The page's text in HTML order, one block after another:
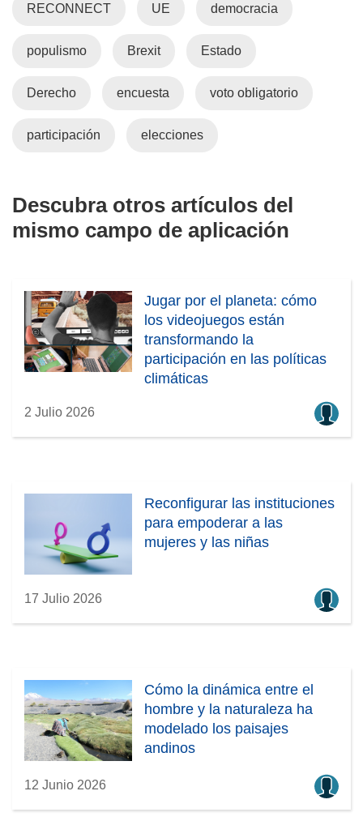
RECONNECT UE democracia
populismo Brexit Estado
Derecho encuesta voto obligatorio
participación elecciones
Descubra otros artículos del
mismo campo de aplicación
Jugar por el planeta: cómo
los videojuegos están
transformando la
participación en las políticas
climáticas
2 Julio 2026
Reconfigurar las instituciones
para empoderar a las
mujeres y las niñas
17 Julio 2026
Cómo la dinámica entre el
hombre y la naturaleza ha
modelado los paisajes
andinos
12 Junio 2026